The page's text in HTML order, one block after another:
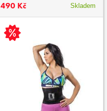
490 Kč Skladem